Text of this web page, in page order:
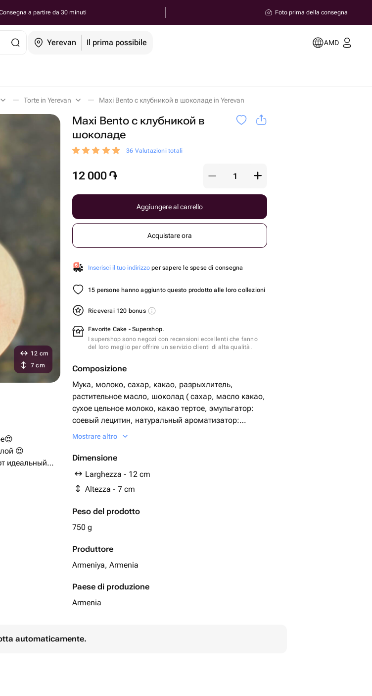
a partire da 30 minuti Foto prima della consegna
Yerevan Il prima possibile AMD
Torte in Yerevan Maxi Bento с клубникой в шоколаде in Yerevan
Maxi Bento с клубникой в
шоколаде
36 Valutazioni totali
12 000 ֏
Aggiungere al carrello
Acquistare ora
Inserisci il tuo indirizzo per sapere le spese di consegna
15 persone hanno aggiunto questo prodotto alle loro collezioni
Riceverai 120 bonus
Favorite Cake - Supershop.
I supershop sono negozi con recensioni eccellenti che fanno
del loro meglio per offrire un servizio clienti di alta qualità.
Composizione
Мука, молоко, сахар, какао, разрыхлитель,
растительное масло, шоколад ( сахар, масло какао,
сухое цельное молоко, какао тертое, эмульгатор:
cоевый лецитин, натуральный ароматизатор:
ваниль )сливки 33%, сгущенное молоко, Нутелла,
Mostrare altro
Dimensione
Larghezza - 12 cm
Altezza - 7 cm
Peso del prodotto
750 g
Produttore
Armeniya, Armenia
Paese di produzione
Armenia
12 cm
7 cm
😍
идеальный
automaticamente.